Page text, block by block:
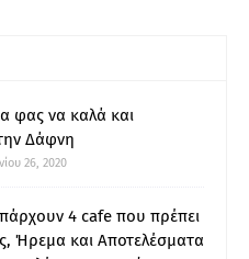
φας να καλά και
Δάφνη
26, 2020
4 cafe που πρέπει
Ήρεμα και Αποτελέσματα